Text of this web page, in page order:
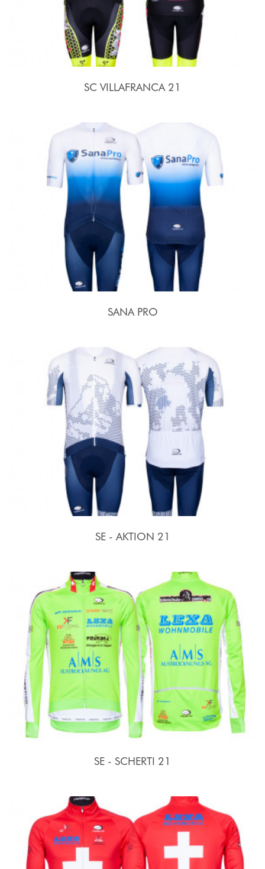
SC VILLAFRANCA 21
SANA PRO
SE - AKTION 21
SE - SCHERTI 21